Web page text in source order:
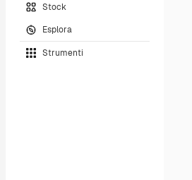
Stock
Esplora
Strumenti